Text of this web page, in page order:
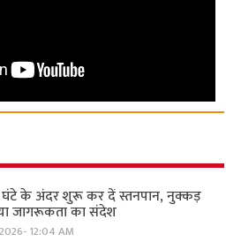
के अंदर शुरू कर दें स्तनपान, नुक्कड़
जागरूकता का संदेश
12:04 AM